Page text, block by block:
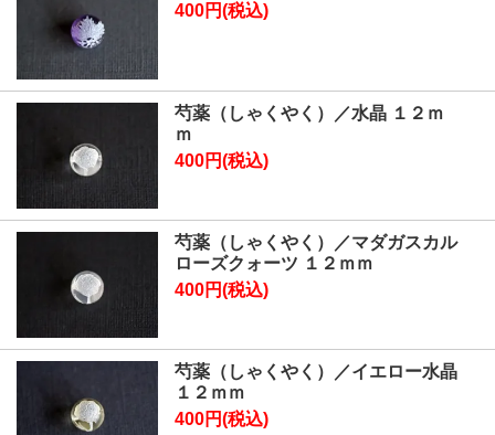
400円(税込)
芍薬（しゃくやく）／水晶 １２ｍ
ｍ
400円(税込)
芍薬（しゃくやく）／マダガスカル
ローズクォーツ １２ｍｍ
400円(税込)
芍薬（しゃくやく）／イエロー水晶
１２ｍｍ
400円(税込)